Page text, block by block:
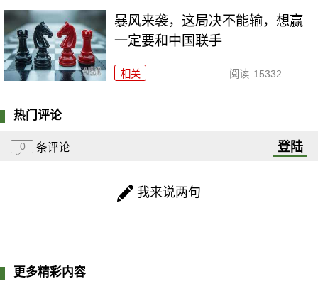
暴风来袭，这局决不能输，想赢
一定要和中国联手
相关 阅读 15332
热门评论
0 条评论 登陆
我来说两句
更多精彩内容